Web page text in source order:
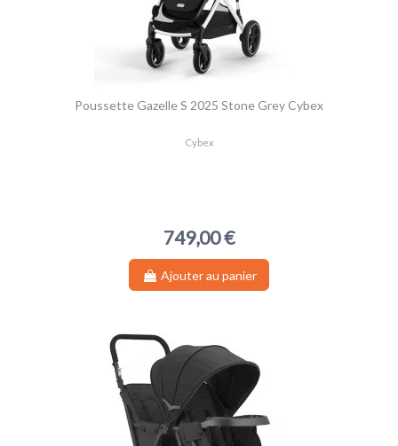
Poussette Gazelle S 2025 Stone Grey Cybex
Cybex
749,00 €
Ajouter au panier